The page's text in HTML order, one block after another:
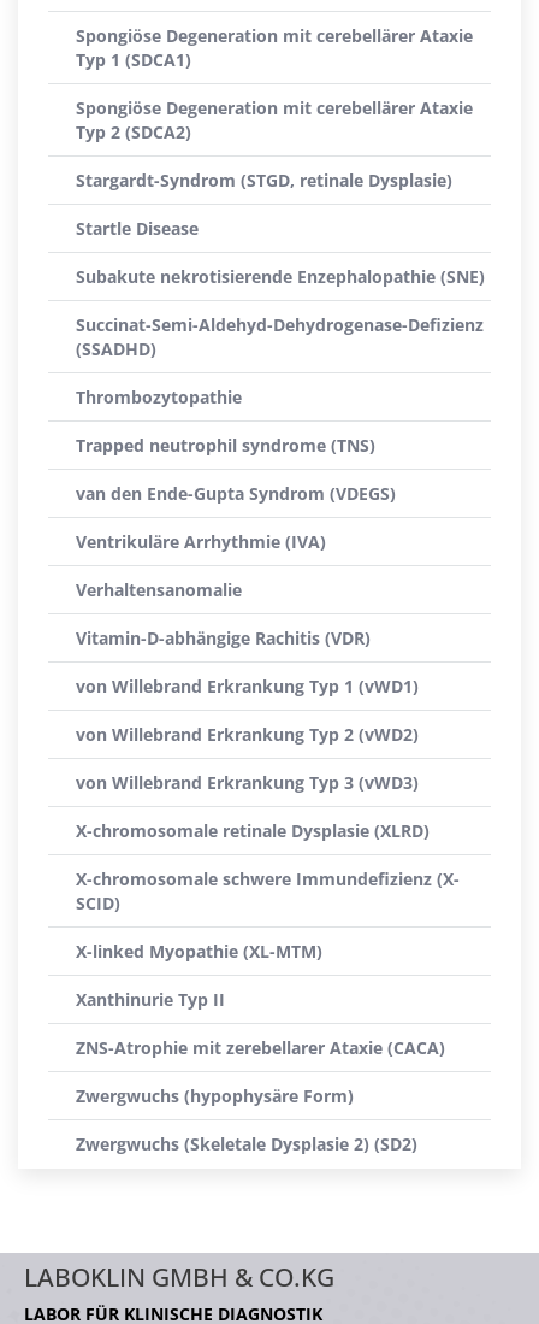
Spongiöse Degeneration mit cerebellärer Ataxie
Typ 1 (SDCA1)
Spongiöse Degeneration mit cerebellärer Ataxie
Typ 2 (SDCA2)
Stargardt-Syndrom (STGD, retinale Dysplasie)
Startle Disease
Subakute nekrotisierende Enzephalopathie (SNE)
Succinat-Semi-Aldehyd-Dehydrogenase-Defizienz
(SSADHD)
Thrombozytopathie
Trapped neutrophil syndrome (TNS)
van den Ende-Gupta Syndrom (VDEGS)
Ventrikuläre Arrhythmie (IVA)
Verhaltensanomalie
Vitamin-D-abhängige Rachitis (VDR)
von Willebrand Erkrankung Typ 1 (vWD1)
von Willebrand Erkrankung Typ 2 (vWD2)
von Willebrand Erkrankung Typ 3 (vWD3)
X-chromosomale retinale Dysplasie (XLRD)
X-chromosomale schwere Immundefizienz (X-
SCID)
X-linked Myopathie (XL-MTM)
Xanthinurie Typ II
ZNS-Atrophie mit zerebellarer Ataxie (CACA)
Zwergwuchs (hypophysäre Form)
Zwergwuchs (Skeletale Dysplasie 2) (SD2)
LABOKLIN GMBH & CO.KG
LABOR FÜR KLINISCHE DIAGNOSTIK